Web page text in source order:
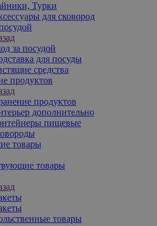
Турки
для сковород
за посудой
для посуды
средства
продуктов
продуктов
дополнительно
пищевые
товары
товары
товары